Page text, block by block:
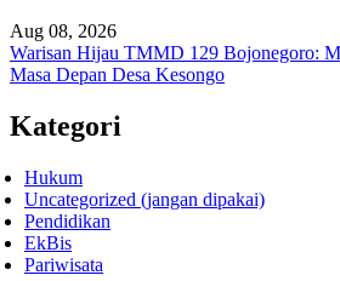
Aug 08, 2026
Warisan Hijau TMMD 129 Bojonegoro:
Masa Depan Desa Kesongo
Kategori
Hukum
Uncategorized (jangan dipakai)
Pendidikan
EkBis
Pariwisata